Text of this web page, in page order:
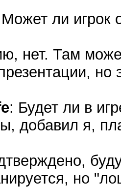
Может ли игрок
нет. Там
: Будет ли в
добавил я,
но